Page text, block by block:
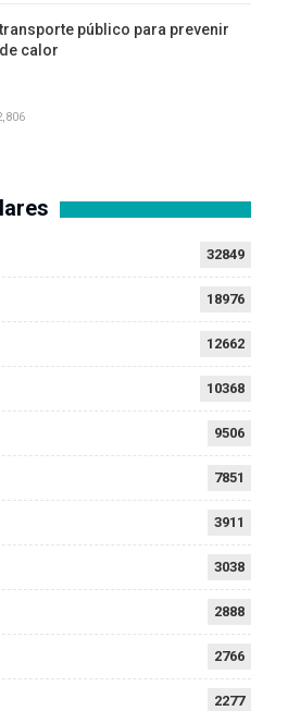
público para prevenir
calor
32849
18976
12662
10368
9506
7851
3911
3038
2888
2766
2277